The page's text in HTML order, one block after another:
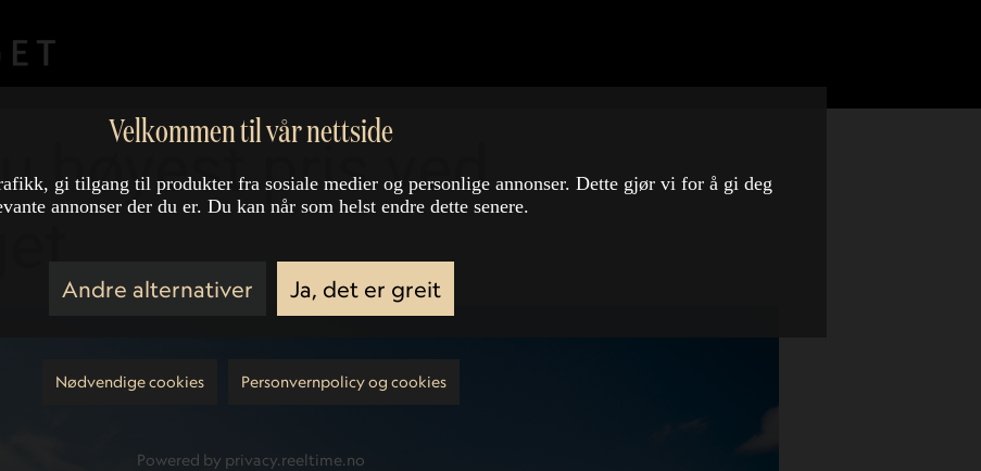
høyest pris ved
Velkommen til vår nettside
gi tilgang til produkter fra sosiale medier og personlige annonser. Dette gjør vi for å gi deg
annonser der du er. Du kan når som helst endre dette senere.
Andre alternativer Ja, det er greit
Nødvendige cookies Personvernpolicy og cookies
Powered by privacy.reeltime.no